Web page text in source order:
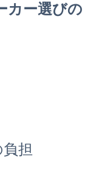
カー選びの
担